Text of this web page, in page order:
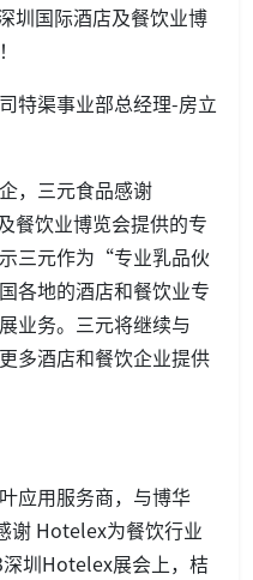
圳国际酒店及餐饮业博
特渠事业部总经理-房立
，三元食品感谢
餐饮业博览会提供的专
三元作为“专业乳品伙
各地的酒店和餐饮业专
业务。三元将继续与
多酒店和餐饮企业提供
应用服务商，与博华
谢 Hotelex为餐饮行业
圳Hotelex展会上，桔